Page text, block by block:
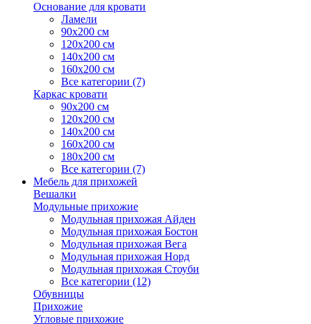
Основание для кровати
Ламели
90х200 см
120х200 см
140х200 см
160х200 см
Все категории (7)
Каркас кровати
90х200 см
120х200 см
140х200 см
160х200 см
180х200 см
Все категории (7)
Мебель для прихожей
Вешалки
Модульные прихожие
Модульная прихожая Айден
Модульная прихожая Бостон
Модульная прихожая Вега
Модульная прихожая Норд
Модульная прихожая Стоуби
Все категории (12)
Обувницы
Прихожие
Угловые прихожие